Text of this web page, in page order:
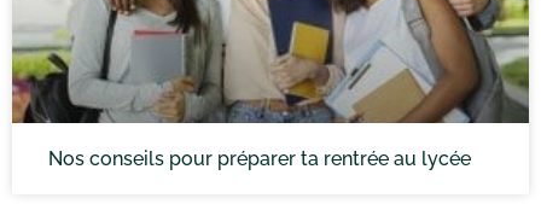
Nos conseils pour préparer ta rentrée au lycée